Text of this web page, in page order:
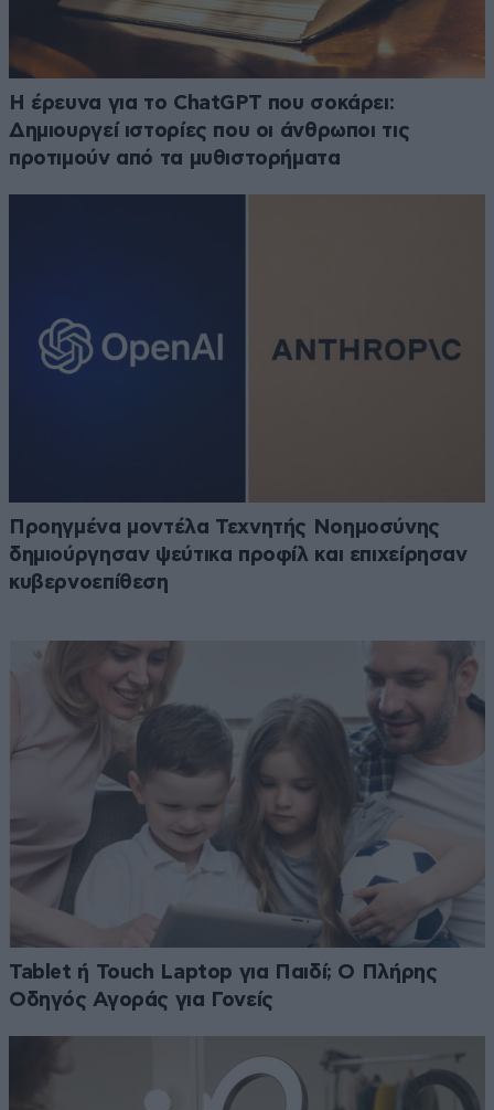
H έρευνα για το ChatGPT που σοκάρει:
Δημιουργεί ιστορίες που οι άνθρωποι τις
προτιμούν από τα μυθιστορήματα
Προηγμένα μοντέλα Τεχνητής Νοημοσύνης
δημιούργησαν ψεύτικα προφίλ και επιχείρησαν
κυβερνοεπίθεση
Tablet ή Touch Laptop για Παιδί; Ο Πλήρης
Οδηγός Αγοράς για Γονείς